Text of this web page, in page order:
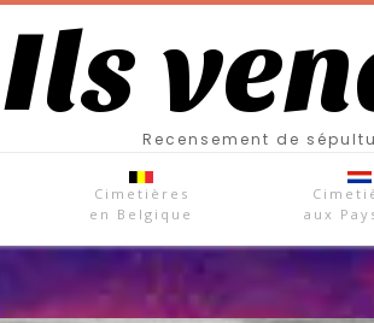
Ils
Recensement de
Cimetières
en Belgique
aux